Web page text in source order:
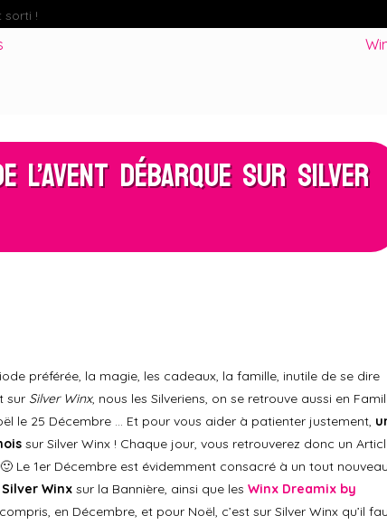
sorti !
l’Avent débarque sur Silver
préférée, la magie, les cadeaux, la famille, inutile de se dire
sur Silver Winx, nous les Silveriens, on se retrouve aussi en
le 25 Décembre … Et pour vous aider à patienter justement,
sur Silver Winx ! Chaque jour, vous retrouverez donc un
Le 1er Décembre est évidemment consacré à un tout nouveau
Winx sur la Bannière, ainsi que lesWinx Dreamix by
en Décembre, et pour Noël, c’est sur Silver Winx qu’il